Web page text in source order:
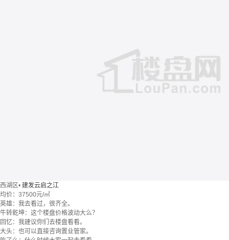
西湖区• 建发云启之江
均价： 37500元/㎡
英雄：我去看过，很齐全。
牛转乾坤：这个楼盘价格波动大么？
回忆：我建议你们去楼盘看看。
大头：也可以直接咨询置业管家。